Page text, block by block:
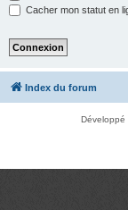
Cacher mon statut en
Index du forum
Développé